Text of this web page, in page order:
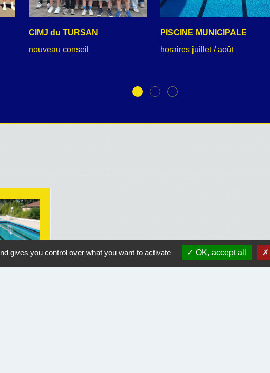
CIMJ du TURSAN
nouveau conseil
PISCINE MUNICIPALE
horaires juillet / août
gives you control over what you want to activate OK, accept all